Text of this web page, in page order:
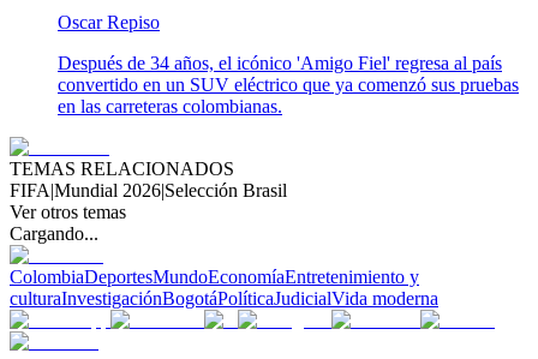
Oscar Repiso
Después de 34 años, el icónico 'Amigo Fiel' regresa al país
convertido en un SUV eléctrico que ya comenzó sus pruebas
en las carreteras colombianas.
TEMAS RELACIONADOS
FIFA|Mundial 2026|Selección Brasil
Ver otros temas
Cargando...
ColombiaDeportesMundoEconomíaEntretenimiento y
culturaInvestigaciónBogotáPolíticaJudicialVida moderna